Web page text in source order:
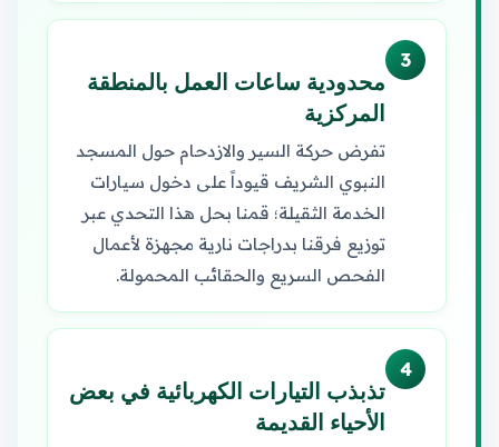
3
محدودية ساعات العمل بالمنطقة
المركزية
تفرض حركة السير والازدحام حول المسجد
النبوي الشريف قيوداً على دخول سيارات
الخدمة الثقيلة؛ قمنا بحل هذا التحدي عبر
توزيع فرقنا بدراجات نارية مجهزة لأعمال
الفحص السريع والحقائب المحمولة.
4
تذبذب التيارات الكهربائية في بعض
الأحياء القديمة